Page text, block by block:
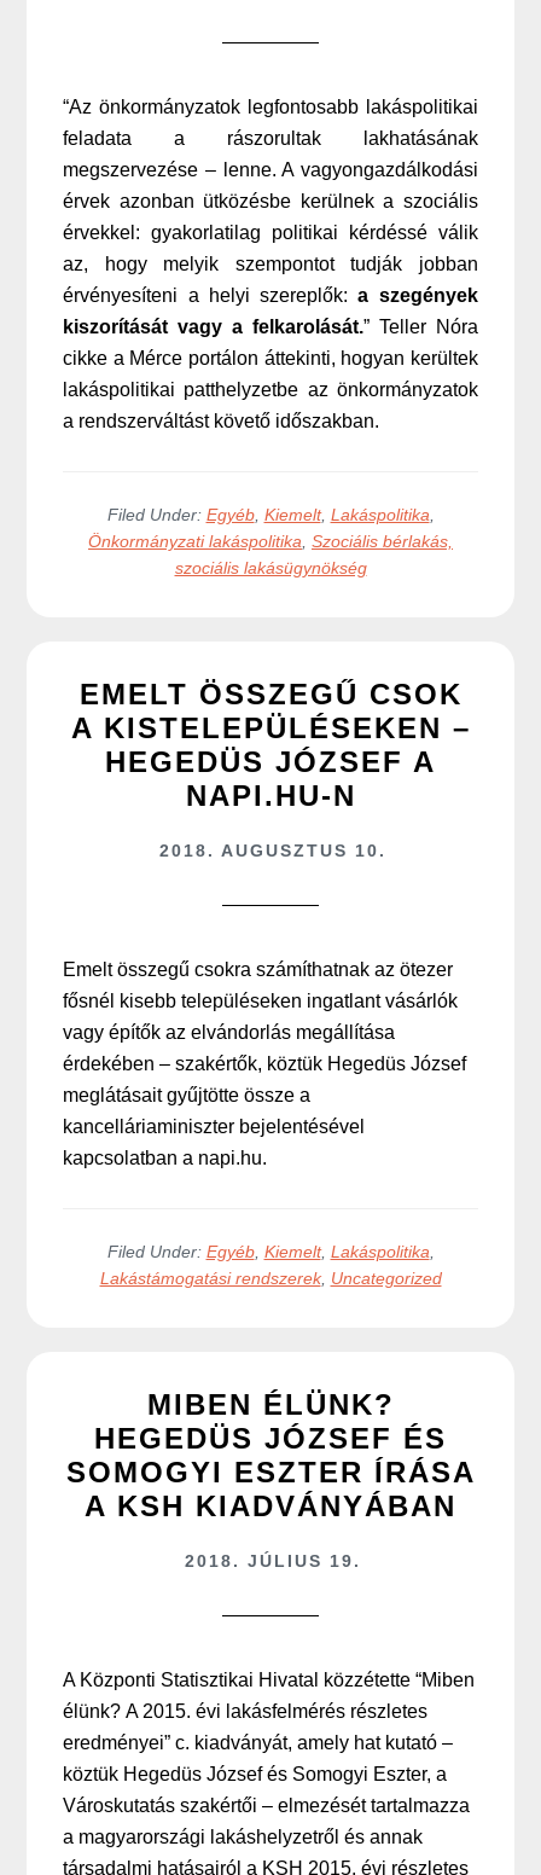
“Az önkormányzatok legfontosabb lakáspolitikai
feladata a rászorultak lakhatásának
megszervezése – lenne. A vagyongazdálkodási
érvek azonban ütközésbe kerülnek a szociális
érvekkel: gyakorlatilag politikai kérdéssé válik
az, hogy melyik szempontot tudják jobban
érvényesíteni a helyi szereplők:a szegények
kiszorítását vagy a felkarolását.” Teller Nóra
cikke a Mérce portálon áttekinti, hogyan kerültek
lakáspolitikai patthelyzetbe az önkormányzatok
a rendszerváltást követő időszakban.
Filed Under: Egyéb, Kiemelt, Lakáspolitika
Önkormányzati lakáspolitika Szociális bérlakás,
szociális lakásügynökség
EMELT ÖSSZEGŰ CSOK
A KISTELEPÜLÉSEKEN –
HEGEDÜS JÓZSEF A
NAPI.HU-N
2018. AUGUSZTUS 10.
Emelt összegű csokra számíthatnak az ötezer
fősnél kisebb településeken ingatlant vásárlók
vagy építők az elvándorlás megállítása
érdekében – szakértők, köztük Hegedüs József
meglátásait gyűjtötte össze a
kancelláriaminiszter bejelentésével
kapcsolatban a napi.hu.
Filed Under: Egyéb, Kiemelt, Lakáspolitika
Lakástámogatási rendszerek, Uncategorized
MIBEN ÉLÜNK?
HEGEDÜS JÓZSEF ÉS
SOMOGYI ESZTER ÍRÁSA
A KSH KIADVÁNYÁBAN
2018. JÚLIUS 19.
A Központi Statisztikai Hivatal közzétette “Miben
élünk? A 2015. évi lakásfelmérés részletes
eredményei” c. kiadványát, amely hat kutató –
köztük Hegedüs József és Somogyi Eszter, a
Városkutatás szakértői – elmezését tartalmazza
a magyarországi lakáshelyzetről és annak
társadalmi hatásairól a KSH 2015. évi részletes